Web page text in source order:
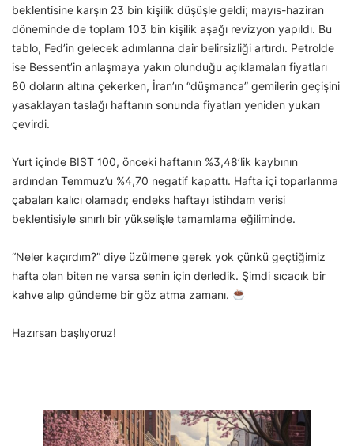
beklentisine karşın 23 bin kişilik düşüşle geldi; mayıs-haziran
döneminde de toplam 103 bin kişilik aşağı revizyon yapıldı. Bu
tablo, Fed’in gelecek adımlarına dair belirsizliği artırdı. Petrolde
ise Bessent’in anlaşmaya yakın olunduğu açıklamaları fiyatları
80 doların altına çekerken, İran’ın “düşmanca” gemilerin geçişini
yasaklayan taslağı haftanın sonunda fiyatları yeniden yukarı
çevirdi.
Yurt içinde BIST 100, önceki haftanın %3,48’lik kaybının
ardından Temmuz’u %4,70 negatif kapattı. Hafta içi toparlanma
çabaları kalıcı olamadı; endeks haftayı istihdam verisi
beklentisiyle sınırlı bir yükselişle tamamlama eğiliminde.
“Neler kaçırdım?” diye üzülmene gerek yok çünkü geçtiğimiz
hafta olan biten ne varsa senin için derledik. Şimdi sıcacık bir
kahve alıp gündeme bir göz atma zamanı.
Hazırsan başlıyoruz!